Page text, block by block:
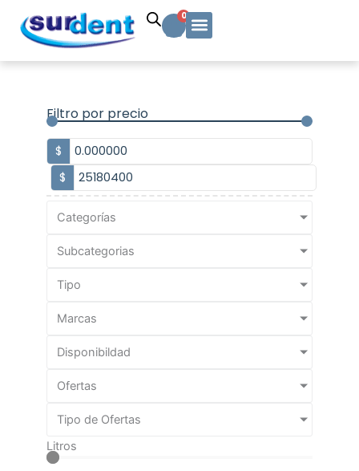
contenido
0
Carrito
Filtro por precio
$
$
Categorías
Subcategorias
Tipo
Marcas
Disponibildad
Ofertas
Tipo de Ofertas
Litros